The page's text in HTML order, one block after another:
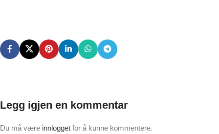
Legg igjen en kommentar
Du må være innlogget for å kunne kommentere.